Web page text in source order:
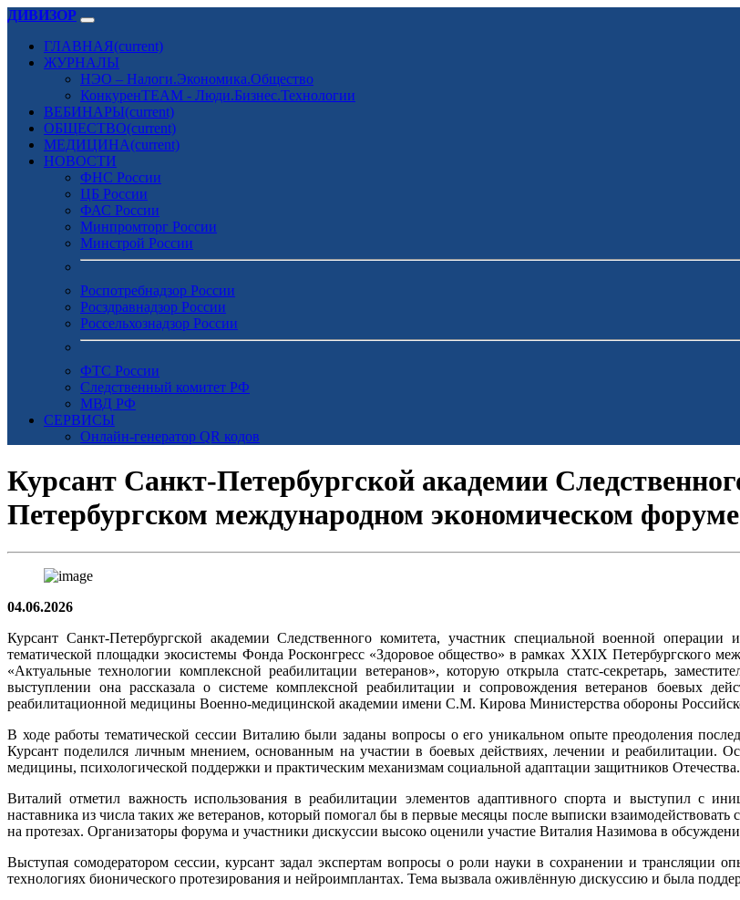
ДИВИЗОР
ГЛАВНАЯ(current)
ЖУРНАЛЫ
НЭО – Налоги.Экономика.Общество
КонкуренTEAM - Люди.Бизнес.Технологии
ВЕБИНАРЫ(current)
ОБЩЕСТВО(current)
МЕДИЦИНА(current)
НОВОСТИ
ФНС России
ЦБ России
ФАС России
Минпромторг России
Минстрой России
Роспотребнадзор России
Росздравнадзор России
Россельхознадзор России
ФТС России
Следственный комитет РФ
МВД РФ
СЕРВИСЫ
Онлайн-генератор QR кодов
Курсант Санкт-Петербургской академии
Петербургском международном экономическом форуме
04.06.2026
Курсант Санкт-Петербургской академии Следственного комитета, участник специальной военной
тематической площадки экосистемы Фонда Росконгресс «Здоровое общество» в рамках XXIX Петербургского
«Актуальные технологии комплексной реабилитации ветеранов», которую открыла статс-секретарь,
выступлении она рассказала о системе комплексной реабилитации и сопровождения ветеранов боевых
реабилитационной медицины Военно-медицинской академии имени С.М. Кирова Министерства обороны
В ходе работы тематической сессии Виталию были заданы вопросы о его уникальном опыте преодоления
Курсант поделился личным мнением, основанным на участии в боевых действиях, лечении и реабилитации.
медицины, психологической поддержки и практическим механизмам социальной адаптации защитников Отечества.
Виталий отметил важность использования в реабилитации элементов адаптивного спорта и выступил с
наставника из числа таких же ветеранов, который помогал бы в первые месяцы после выписки взаимодействовать
на протезах. Организаторы форума и участники дискуссии высоко оценили участие Виталия Назимова в
Выступая сомодератором сессии, курсант задал экспертам вопросы о роли науки в сохранении и трансляции
технологиях бионического протезирования и нейроимплантах. Тема вызвала оживлённую дискуссию и была